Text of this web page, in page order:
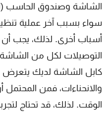
الشاشة وصندوق الحاسب
سواء بسبب آخر عملية
أسباب أخرى. لذلك، يجب
التوصيلات لكل من
كابل الشاشة لديك يتعرض
والانحناءات، فمن
الوقت. لذلك، قد تحتاج